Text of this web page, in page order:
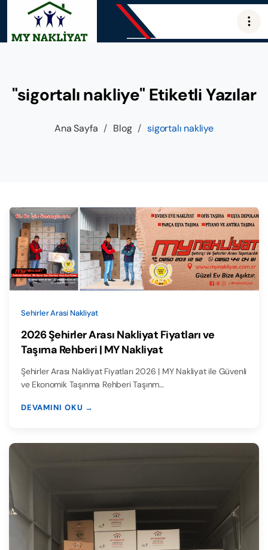
"sigortalı nakliye" Etiketli Yazılar
Ana Sayfa / Blog / sigortalı nakliye
Sehirler Arasi Nakliyat
2026 Şehirler Arası Nakliyat Fiyatları ve
Taşıma Rehberi | MY Nakliyat
Şehirler Arası Nakliyat Fiyatları 2026 | MY Nakliyat ile Güvenli
ve Ekonomik Taşınma Rehberi Taşınm…
DEVAMINI OKU →